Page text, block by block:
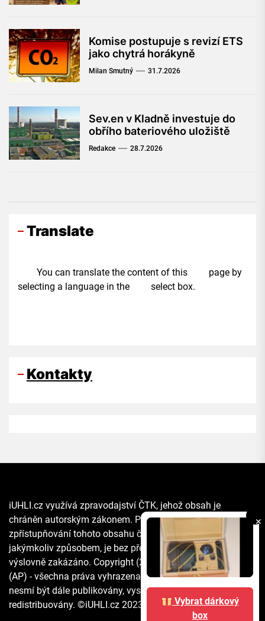
Komise postupuje s revizí ETS
jako chytrá horákyně
Milan Smutný 31.7.2026
Sev.en v Kladně investuje do
obřího bateriového uložiště
Redakce 28.7.2026
Translate
You can translate the content of this page by
selecting a language in the select box.
Kontakty
✕
Vybrat dárkový
box
iUHLI.cz využívá zpravodajství ČTK, jehož obsah je
chráněn autorským zákonem. Přepis, šíření či další
zpřístupňování tohoto obsahu či jeho části veřejnosti, a to
jakýmkoliv způsobem, je bez předchozího souhlasu ČTK
výslovně zakázáno. Copyright (2021) The Associated Press
(AP) - všechna práva vyhrazena. Materiály agentury AP
nesmí být dále publikovány, vysílány, přepisovány nebo
redistribuovány. ©iUHLI.cz 2023 All rights reserved.